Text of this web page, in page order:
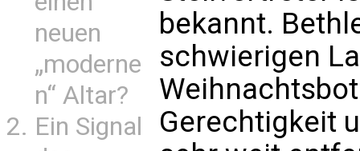
neuen
„moderne
n“ Altar?
Ein Signal
bekannt.
schwierigen
Gerechtigkeit